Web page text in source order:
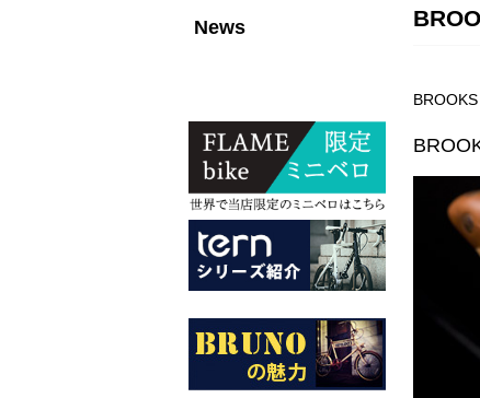
News